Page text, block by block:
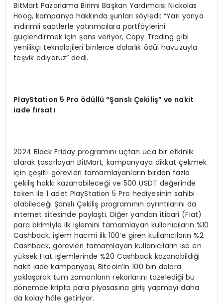
BitMart Pazarlama Birimi Başkan Yardımcısı Nickolas
Hoog, kampanya hakkında şunları söyledi: “Yarı yarıya
indirimli saatlerle yatırımcılara portföylerini
güçlendirmek için şans veriyor, Copy Trading gibi
yenilikçi teknolojileri binlerce dolarlık ödül havuzuyla
teşvik ediyoruz” dedi.
PlayStation 5 Pro ödüllü “Şanslı Çekiliş” ve nakit
iade fırsatı
2024 Black Friday programını uçtan uca bir etkinlik
olarak tasarlayan BitMart, kampanyaya dikkat çekmek
için çeşitli görevleri tamamlayanların birden fazla
çekiliş hakkı kazanabileceği ve 500 USDT değerinde
token ile 1 adet PlayStation 5 Pro hediyesinin sahibi
olabileceği Şanslı Çekiliş programının ayrıntılarını da
internet sitesinde paylaştı. Diğer yandan itibari (Fiat)
para birimiyle ilk işlemini tamamlayan kullanıcıların %10
Cashback, işlem hacmi ilk 100’e giren kullanıcıların %2
Cashback, görevleri tamamlayan kullanıcıların ise en
yüksek Fiat işlemlerinde %20 Cashback kazanabildiği
nakit iade kampanyası, Bitcoin’in 100 bin dolara
yaklaşarak tüm zamanların rekorlarını tazelediği bu
dönemde kripto para piyasasına giriş yapmayı daha
da kolay hâle getiriyor.